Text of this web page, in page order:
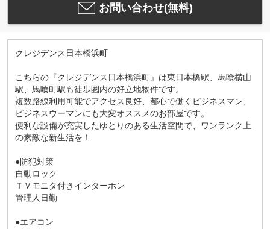
お問い合わせ(無料)
クレジデンス日本橋浜町
こちらの『クレジデンス日本橋浜町』は東日本橋駅、馬喰横山
駅、馬喰町駅も徒歩圏内の好立地物件です。
複数路線利用可能でアクセス良好、都心で働くビジネスマン、
ビジネスウーマンにも大変オススメのお部屋です。
便利な設備が充実したゆとりのある生活空間で、ワンランク上
の素敵な新生活を！
●防犯対策
自動ロック
ＴＶモニタ付きインターホン
管理人日勤
●エアコン